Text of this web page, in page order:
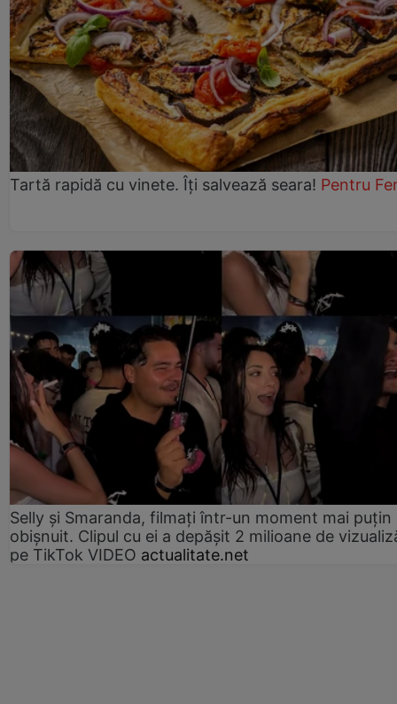
Tartă rapidă cu vinete. Îți salvează seara! Pentru
Selly și Smaranda, filmați într-un moment mai puțin
obișnuit. Clipul cu ei a depășit 2 milioane de
pe TikTok VIDEO actualitate.net